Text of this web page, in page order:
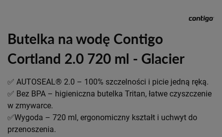
Butelka na wodę Contigo
Cortland 2.0 720 ml - Glacier
✅ AUTOSEAL®️ 2.0 – 100% szczelności i picie jedną ręką.
✅ Bez BPA – higieniczna butelka Tritan, łatwe czyszczenie
w zmywarce.
✅Wygoda – 720 ml, ergonomiczny kształt i uchwyt do
przenoszenia.